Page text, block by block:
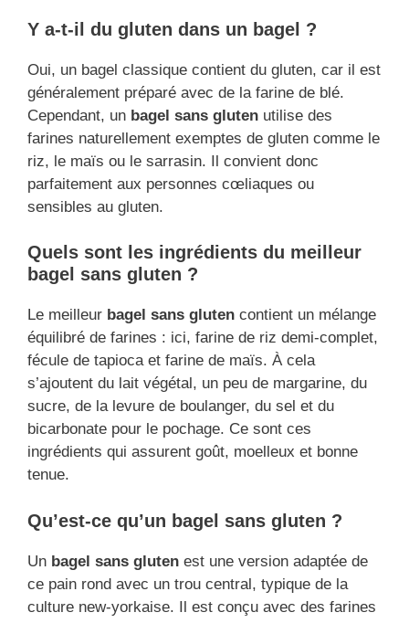
Y a-t-il du gluten dans un bagel ?
Oui, un bagel classique contient du gluten, car il est
généralement préparé avec de la farine de blé.
Cependant, un bagel sans gluten utilise des
farines naturellement exemptes de gluten comme le
riz, le maïs ou le sarrasin. Il convient donc
parfaitement aux personnes cœliaques ou
sensibles au gluten.
Quels sont les ingrédients du meilleur
bagel sans gluten ?
Le meilleur bagel sans gluten contient un mélange
équilibré de farines : ici, farine de riz demi-complet,
fécule de tapioca et farine de maïs. À cela
s’ajoutent du lait végétal, un peu de margarine, du
sucre, de la levure de boulanger, du sel et du
bicarbonate pour le pochage. Ce sont ces
ingrédients qui assurent goût, moelleux et bonne
tenue.
Qu’est-ce qu’un bagel sans gluten ?
Un bagel sans gluten est une version adaptée de
ce pain rond avec un trou central, typique de la
culture new-yorkaise. Il est conçu avec des farines